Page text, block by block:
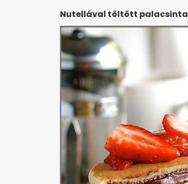
Nutellával töltött palacsinta